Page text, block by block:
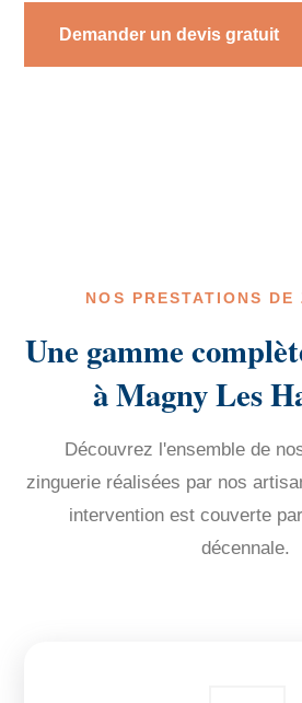
Demander un devis gratuit
NOS PRESTATIONS DE
Une gamme
à Magny Les
Découvrez l'ensemble de
zinguerie réalisées par nos
intervention est couverte
décennale.